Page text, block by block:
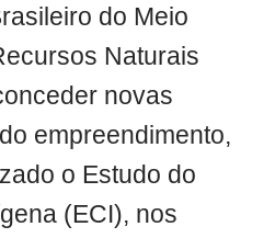
do Meio
Naturais
novas
empreendimento,
o Estudo do
(ECI), nos